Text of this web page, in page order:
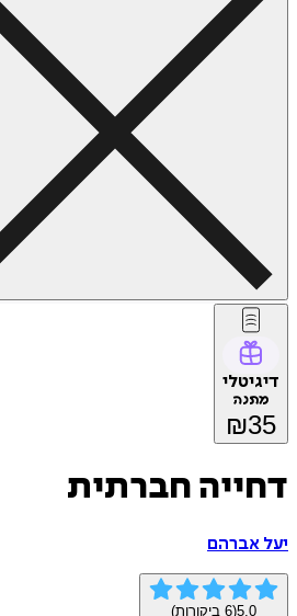
דיגיטלי
מתנה
₪35
דחייה חברתית
יעל אברהם
5.0
(
6 ביקורות)